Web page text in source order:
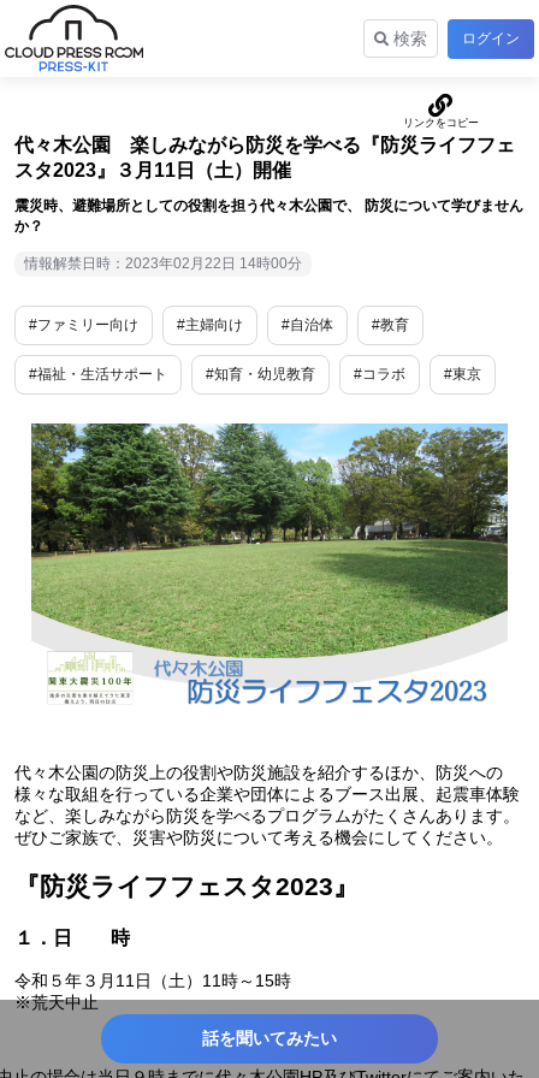
検索 ログイン
代々木公園 楽しみながら防災を学べる『防災ライフフェ
スタ2023』３月11日（土）開催
震災時、避難場所としての役割を担う代々木公園で、 防災について学びません
か？
情報解禁日時：2023年02月22日 14時00分
#ファミリー向け #主婦向け #自治体 #教育
#福祉・生活サポート #知育・幼児教育 #コラボ #東京
代々木公園の防災上の役割や防災施設を紹介するほか、防災への
様々な取組を行っている企業や団体によるブース出展、起震車体験
など、楽しみながら防災を学べるプログラムがたくさんあります。
ぜひご家族で、災害や防災について考える機会にしてください。
『防災ライフフェスタ2023』
１．日 時
令和５年３月11日（土）11時～15時
※荒天中止
話を聞いてみたい